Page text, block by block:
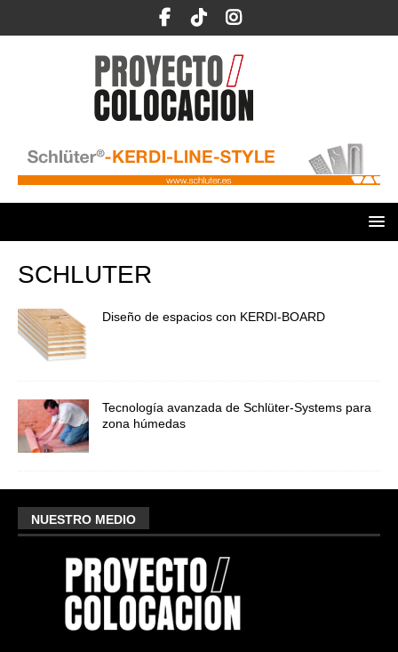
SCHLUTER
Diseño de espacios con KERDI-BOARD
Tecnología avanzada de Schlüter-Systems para
zona húmedas
NUESTRO MEDIO